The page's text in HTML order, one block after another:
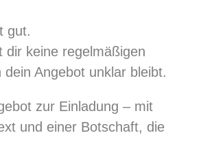
gut.
dir keine regelmäßigen
dein Angebot unklar bleibt.
zur Einladung – mit
und einer Botschaft, die